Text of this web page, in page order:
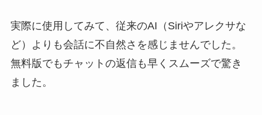
実際に使用してみて、従来のAI（Siriやアレクサな
ど）よりも会話に不自然さを感じませんでした。
無料版でもチャットの返信も早くスムーズで驚き
ました。